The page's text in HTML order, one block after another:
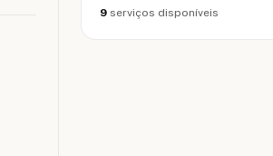
9 serviços disponíveis